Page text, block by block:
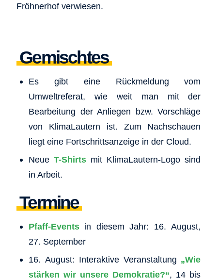
Fröhnerhof verwiesen.
Gemischtes
Es gibt eine Rückmeldung vom
Umweltreferat, wie weit man mit der
Bearbeitung der Anliegen bzw. Vorschläge
von KlimaLautern ist. Zum Nachschauen
liegt eine Fortschrittsanzeige in der Cloud.
NeueT-Shirts mit KlimaLautern-Logo sind
in Arbeit.
Termine
Pfaff-Eventsin diesem Jahr: 16. August,
27. September
16. August: Interaktive Veranstaltung „Wie
stärken wir unsere Demokratie?“, 14 bis